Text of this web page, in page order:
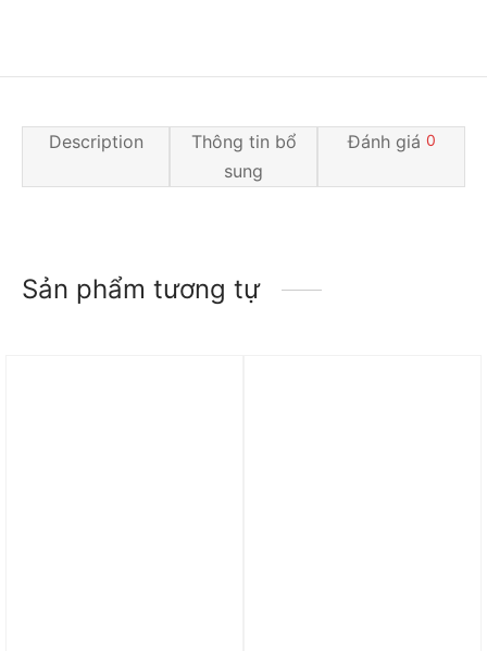
Description
Thông tin bổ
sung
Đánh giá 0
Sản phẩm tương tự